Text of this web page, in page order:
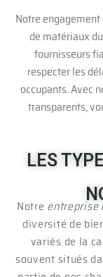
Notre
de matériaux
fournisseurs
respecter les
occupants. Avec
transparents,
LES
Notre entreprise
diversité de
variés de la
souvent situés